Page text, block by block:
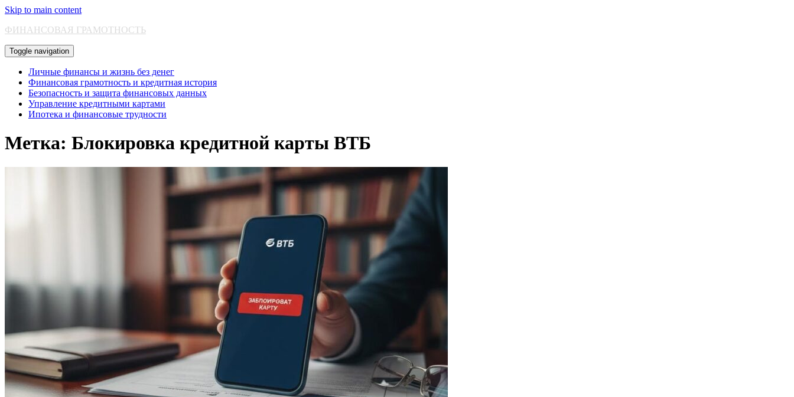
Skip to main content
ФИНАНСОВАЯ ГРАМОТНОСТЬ
Toggle navigation
Личные финансы и жизнь без денег
Финансовая грамотность и кредитная история
Безопасность и защита финансовых данных
Управление кредитными картами
Ипотека и финансовые трудности
Метка: Блокировка кредитной карты ВТБ